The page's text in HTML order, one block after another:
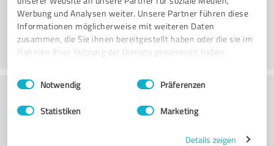
Werbung und Analysen weiter. Unsere Partner führen diese
Informationen möglicherweise mit weiteren Daten
zusammen, die Sie ihnen bereitgestellt haben oder die sie im
Rahmen Ihrer Nutzung der Dienste gesammelt haben.
Impressum Datenschutzbestimmungen
Einwilligungsauswahl
Notwendig Präferenzen
Statistiken Marketing
Details zeigen
Klienditeenindus